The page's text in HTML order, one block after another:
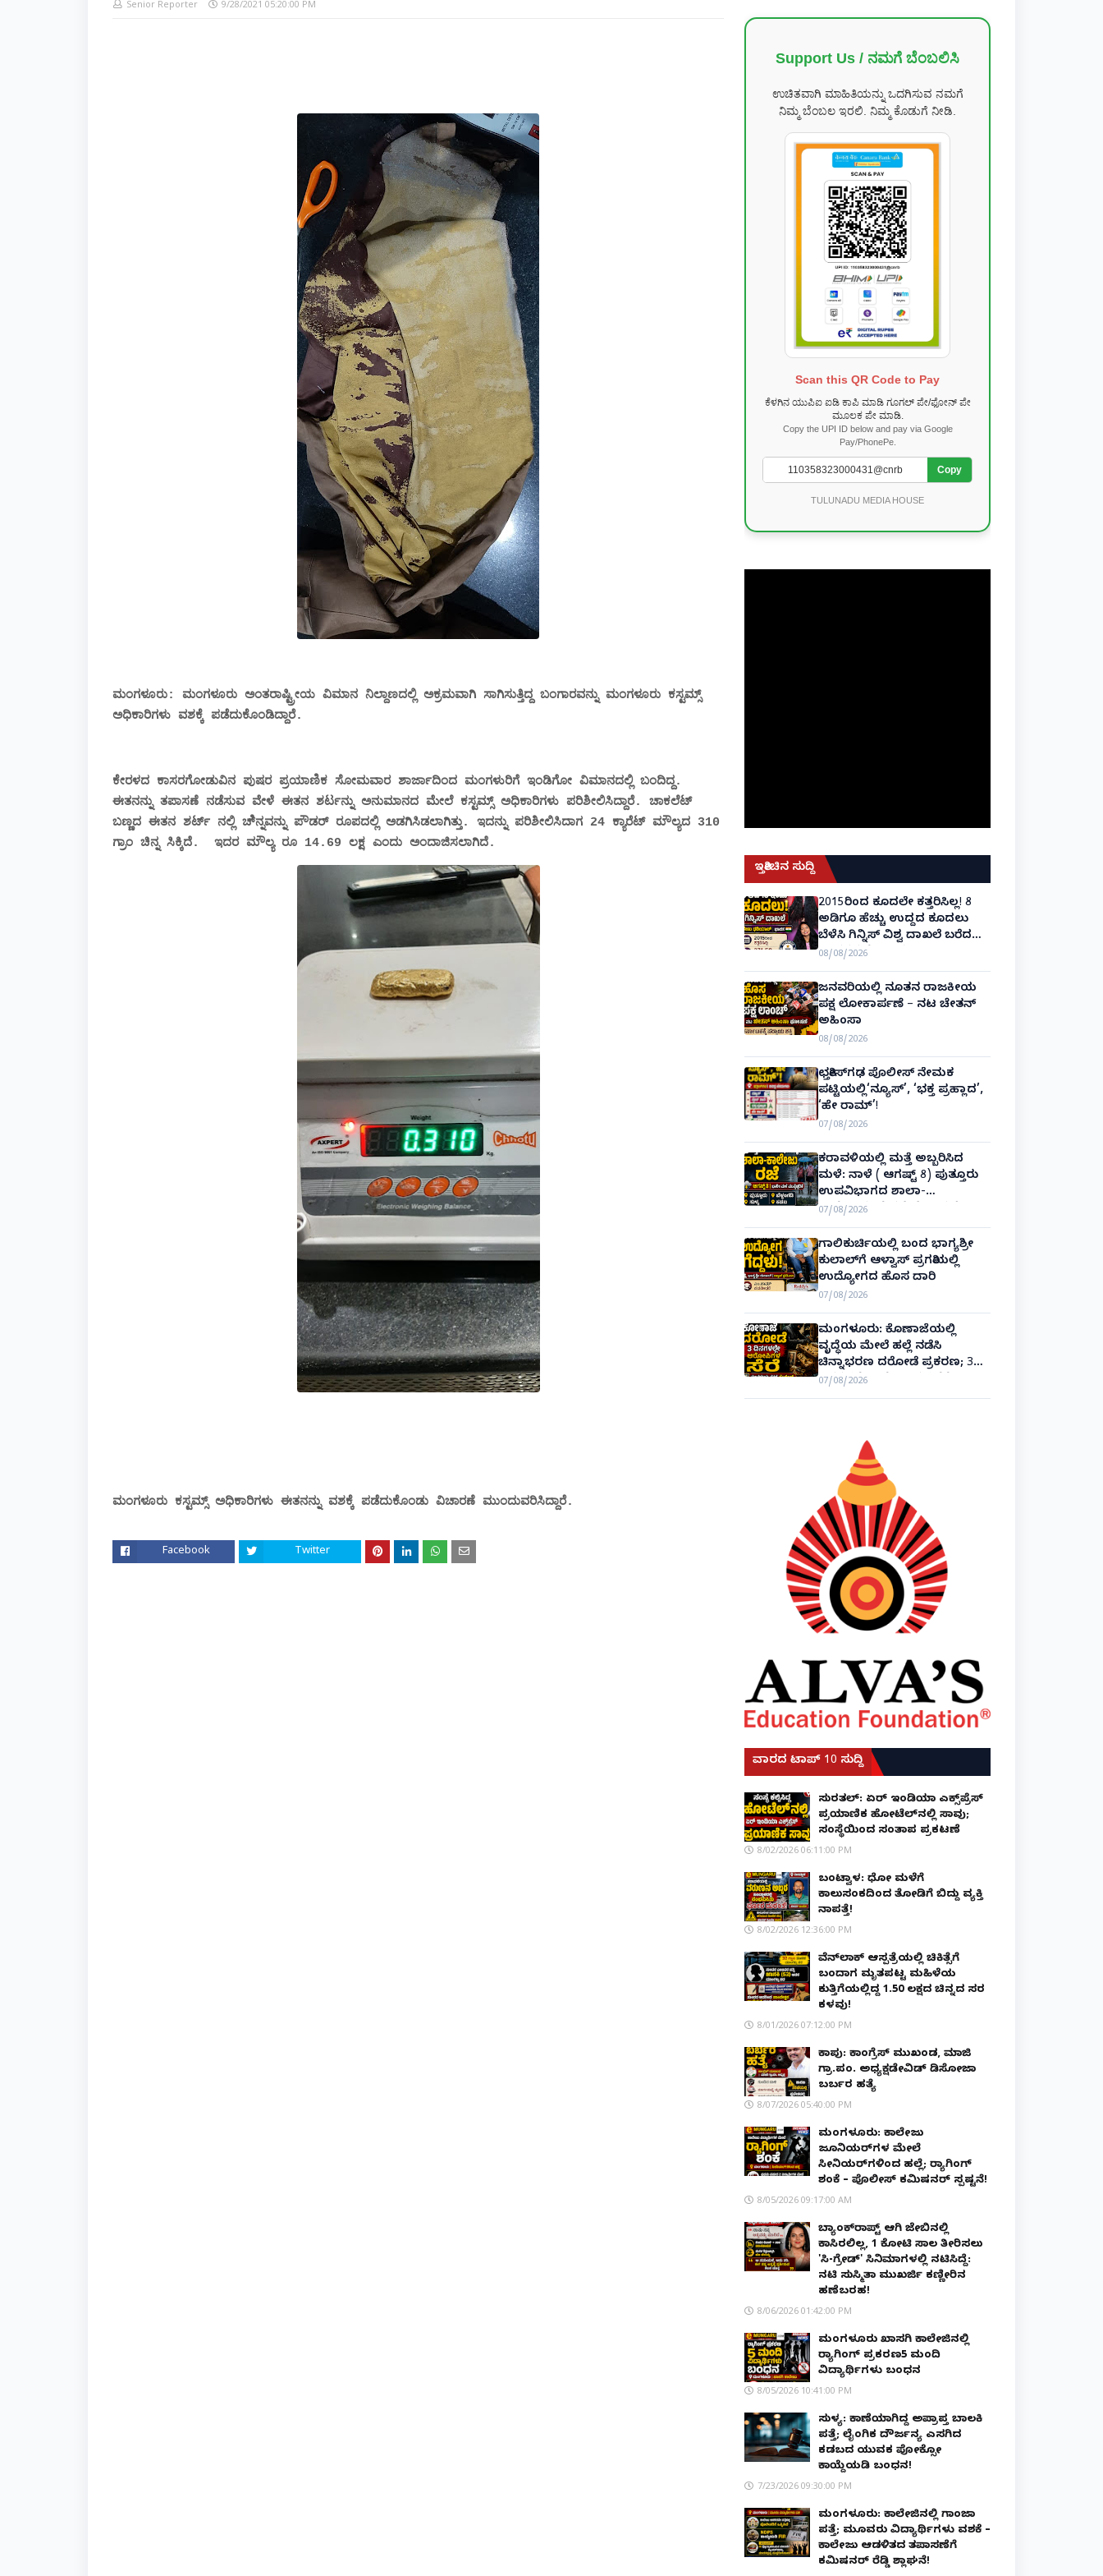
Senior Reporter 9/28/2021 05:20:00 PM
ಮಂಗಳೂರು: ಮಂಗಳೂರು ಅಂತರಾಷ್ಟ್ರೀಯ ವಿಮಾನ ನಿಲ್ದಾಣದಲ್ಲಿ ಅಕ್ರಮವಾಗಿ ಸಾಗಿಸುತ್ತಿದ್ದ ಬಂಗಾರವನ್ನು ಮಂಗಳೂರು ಕಸ್ಟಮ್ಸ್
ಅಧಿಕಾರಿಗಳು ವಶಕ್ಕೆ ಪಡೆದುಕೊಂಡಿದ್ದಾರೆ.
ಕೇರಳದ ಕಾಸರಗೋಡುವಿನ ಪುಷರ ಪ್ರಯಾಣಿಕ ಸೋಮವಾರ ಶಾರ್ಜಾದಿಂದ ಮಂಗಳುರಿಗೆ ಇಂಡಿಗೋ ವಿಮಾನದಲ್ಲಿ ಬಂದಿದ್ದ.
ಈತನನ್ನು ತಪಾಸಣೆ ನಡೆಸುವ ವೇಳೆ ಈತನ ಶರ್ಟನ್ನು ಅನುಮಾನದ ಮೇಲೆ ಕಸ್ಟಮ್ಸ್ ಅಧಿಕಾರಿಗಳು ಪರಿಶೀಲಿಸಿದ್ದಾರೆ. ಚಾಕಲೆಟ್
ಬಣ್ಣದ ಈತನ ಶರ್ಟ್ ನಲ್ಲಿ ಚಿ್ನ್ನವನ್ನು ಪೌಡರ್ ರೂಪದಲ್ಲಿ ಅಡಗಿಸಿಡಲಾಗಿತ್ತು. ಇದನ್ನು ಪರಿಶೀಲಿಸಿದಾಗ 24 ಕ್ಯಾರೆಟ್ ಮೌಲ್ಯದ 310
ಗ್ರಾಂ ಚಿನ್ನ ಸಿಕ್ಕಿದೆ.
ಇದರ ಮೌಲ್ಯ ರೂ 14.69 ಲಕ್ಷ ಎಂದು ಅಂದಾಜಿಸಲಾಗಿದೆ.
ಮಂಗಳೂರು ಕಸ್ಟಮ್ಸ್ ಅಧಿಕಾರಿಗಳು ಈತನನ್ನು ವಶಕ್ಕೆ ಪಡೆದುಕೊಂಡು ವಿಚಾರಣೆ ಮುಂದುವರಿಸಿದ್ದಾರೆ.
Facebook Twitter
Support Us / ನಮಗೆ ಬೆಂಬಲಿಸಿ
ಉಚಿತವಾಗಿ ಮಾಹಿತಿಯನ್ನು ಒದಗಿಸುವ ನಮಗೆ
ನಿಮ್ಮ ಬೆಂಬಲ ಇರಲಿ. ನಿಮ್ಮ ಕೊಡುಗೆ ನೀಡಿ.
Scan this QR Code to Pay
ಕೆಳಗಿನ ಯುಪಿಐ ಐಡಿ ಕಾಪಿ ಮಾಡಿ ಗೂಗಲ್ ಪೇ/ಫೋನ್ ಪೇ
ಮೂಲಕ ಪೇ ಮಾಡಿ.
Copy the UPI ID below and pay via Google
Pay/PhonePe.
Copy
TULUNADU MEDIA HOUSE
ಇತ್ತೀಚಿನ ಸುದ್ದಿ
2015ರಿಂದ ಕೂದಲೇ ಕತ್ತರಿಸಿಲ್ಲ! 8
ಅಡಿಗೂ ಹೆಚ್ಚು ಉದ್ದದ ಕೂದಲು
ಬೆಳೆಸಿ ಗಿನ್ನಿಸ್ ವಿಶ್ವ ದಾಖಲೆ ಬರೆದ
ಭಾರತದ ರೇಣು ಧರಿಯಾಲ್!
08/08/2026
ಜನವರಿಯಲ್ಲಿ ನೂತನ ರಾಜಕೀಯ
ಪಕ್ಷ ಲೋಕಾರ್ಪಣೆ – ನಟ ಚೇತನ್
ಅಹಿಂಸಾ
08/08/2026
ಛತ್ತೀಸ್‌ಗಢ ಪೊಲೀಸ್ ನೇಮಕ
ಪಟ್ಟಿಯಲ್ಲಿ‘ನ್ಯೂಸ್’, ‘ಭಕ್ತ ಪ್ರಹ್ಲಾದ’,
‘ಹೇ ರಾಮ್’!
07/08/2026
ಕರಾವಳಿಯಲ್ಲಿ ಮತ್ತೆ ಅಬ್ಬರಿಸಿದ
ಮಳೆ: ನಾಳೆ ( ಆಗಷ್ಟ್ 8) ಪುತ್ತೂರು
ಉಪವಿಭಾಗದ ಶಾಲಾ-
ಕಾಲೇಜುಗಳಿಗೆ ರಜೆ ಘೋಷಣೆ!
07/08/2026
ಗಾಲಿಕುರ್ಚಿಯಲ್ಲಿ ಬಂದ ಭಾಗ್ಯಶ್ರೀ
ಕುಲಾಲ್‌ಗೆ ಆಳ್ವಾಸ್ ಪ್ರಗತಿಯಲ್ಲಿ
ಉದ್ಯೋಗದ ಹೊಸ ದಾರಿ
07/08/2026
ಮಂಗಳೂರು: ಕೊಣಾಜೆಯಲ್ಲಿ
ವೃದ್ಧೆಯ ಮೇಲೆ ಹಲ್ಲೆ ನಡೆಸಿ
ಚಿನ್ನಾಭರಣ ದರೋಡೆ ಪ್ರಕರಣ; 3
ದಿನಗಳಲ್ಲೇ ಆರೋಪಿಗಳ ಸೆರೆ!
07/08/2026
ವಾರದ ಟಾಪ್ 10 ಸುದ್ದಿ
ಸುರತ್ಕಲ್: ಏರ್ ಇಂಡಿಯಾ ಎಕ್ಸ್‌ಪ್ರೆಸ್
ಪ್ರಯಾಣಿಕ ಹೋಟೆಲ್‌ನಲ್ಲಿ ಸಾವು;
ಸಂಸ್ಥೆಯಿಂದ ಸಂತಾಪ ಪ್ರಕಟಣೆ
8/02/2026 06:11:00 PM
ಬಂಟ್ವಾಳ: ಧೋ ಮಳೆಗೆ
ಕಾಲುಸಂಕದಿಂದ ತೋಡಿಗೆ ಬಿದ್ದು ವ್ಯಕ್ತಿ
ನಾಪತ್ತೆ!
8/02/2026 12:36:00 PM
ವೆನ್‌ಲಾಕ್ ಆಸ್ಪತ್ರೆಯಲ್ಲಿ ಚಿಕಿತ್ಸೆಗೆ
ಬಂದಾಗ ಮೃತಪಟ್ಟ ಮಹಿಳೆಯ
ಕುತ್ತಿಗೆಯಲ್ಲಿದ್ದ ₹1.50 ಲಕ್ಷದ ಚಿನ್ನದ ಸರ
ಕಳವು!
8/01/2026 07:12:00 PM
ಕಾಪು: ಕಾಂಗ್ರೆಸ್ ಮುಖಂಡ, ಮಾಜಿ
ಗ್ರಾ.ಪಂ. ಅಧ್ಯಕ್ಷಡೇವಿಡ್ ಡಿಸೋಜಾ
ಬರ್ಬರ ಹತ್ಯೆ
8/07/2026 05:40:00 PM
ಮಂಗಳೂರು: ಕಾಲೇಜು
ಜೂನಿಯರ್‌ಗಳ ಮೇಲೆ
ಸೀನಿಯರ್‌ಗಳಿಂದ ಹಲ್ಲೆ; ರ‌್ಯಾಗಿಂಗ್
ಶಂಕೆ – ಪೊಲೀಸ್ ಕಮಿಷನರ್ ಸ್ಪಷ್ಟನೆ!
8/05/2026 09:17:00 AM
ಬ್ಯಾಂಕ್‌ರಾಪ್ಟ್‌ ಆಗಿ ಜೇಬಿನಲ್ಲಿ
ಕಾಸಿರಲಿಲ್ಲ, ₹1 ಕೋಟಿ ಸಾಲ ತೀರಿಸಲು
'ಸಿ-ಗ್ರೇಡ್' ಸಿನಿಮಾಗಳಲ್ಲಿ ನಟಿಸಿದ್ದೆ:
ನಟಿ ಸುಸ್ಮಿತಾ ಮುಖರ್ಜಿ ಕಣ್ಣೀರಿನ
ಹಣೆಬರಹ!
8/06/2026 01:42:00 PM
ಮಂಗಳೂರು ಖಾಸಗಿ ಕಾಲೇಜಿನಲ್ಲಿ
ರ‌್ಯಾಗಿಂಗ್ ಪ್ರಕರಣ5 ಮಂದಿ
ವಿದ್ಯಾರ್ಥಿಗಳು ಬಂಧನ
8/05/2026 10:41:00 PM
ಸುಳ್ಯ: ಕಾಣೆಯಾಗಿದ್ದ ಅಪ್ರಾಪ್ತ ಬಾಲಕಿ
ಪತ್ತೆ; ಲೈಂಗಿಕ ದೌರ್ಜನ್ಯ ಎಸಗಿದ
ಕಡಬದ ಯುವಕ ಪೋಕ್ಸೋ
ಕಾಯ್ದೆಯಡಿ ಬಂಧನ!
7/23/2026 09:30:00 PM
ಮಂಗಳೂರು: ಕಾಲೇಜಿನಲ್ಲಿ ಗಾಂಜಾ
ಪತ್ತೆ; ಮೂವರು ವಿದ್ಯಾರ್ಥಿಗಳು ವಶಕ್ಕೆ –
ಕಾಲೇಜು ಆಡಳಿತದ ತಪಾಸಣೆಗೆ
ಕಮಿಷನರ್ ರೆಡ್ಡಿ ಶ್ಲಾಘನೆ!